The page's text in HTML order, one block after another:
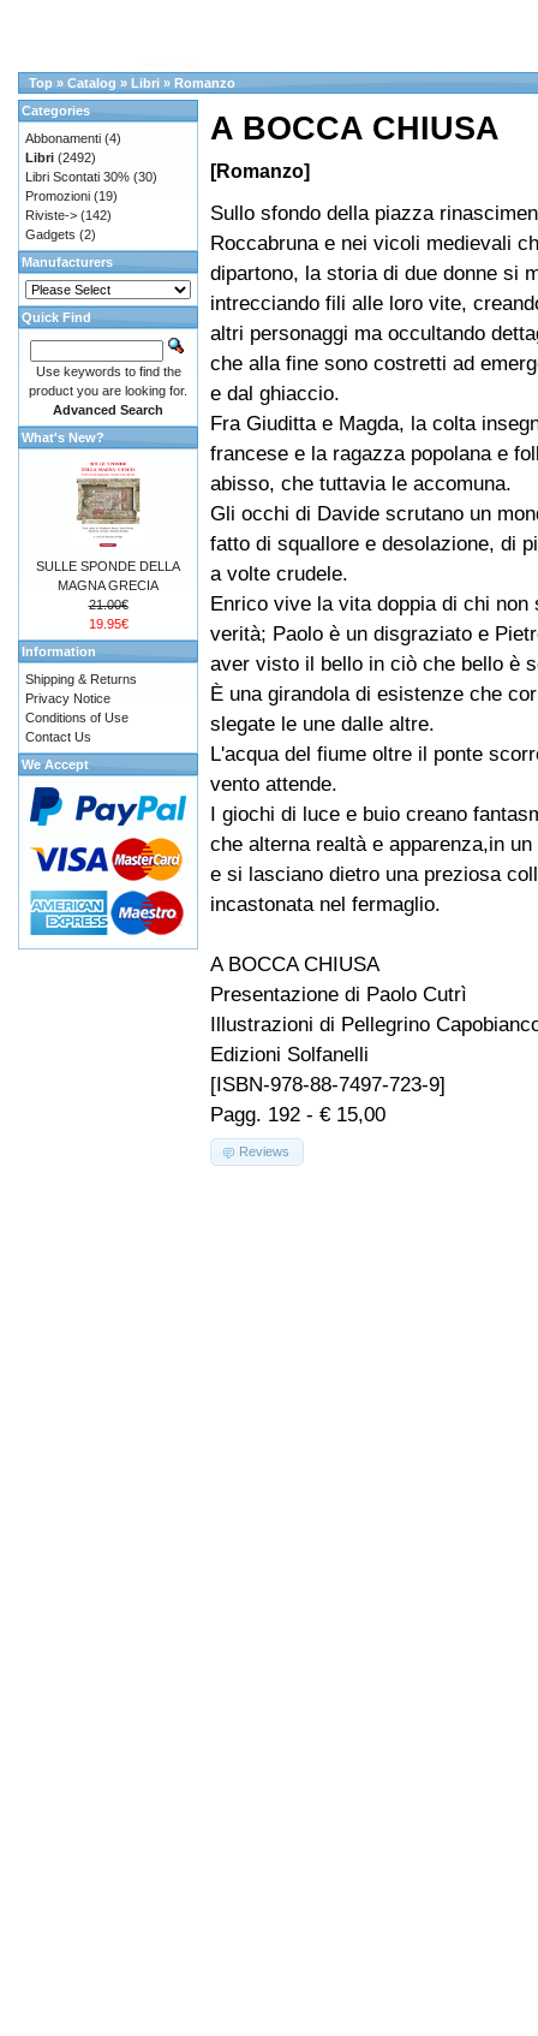
Top » Catalog » Libri » Romanzo
A BOCCA CHIUSA
[Romanzo]
Sullo sfondo della piazza
Roccabruna e nei vicoli medievali
dipartono, la storia di due donne si
intrecciando fili alle loro vite,
altri personaggi ma occultando
che alla fine sono costretti ad
e dal ghiaccio.
Fra Giuditta e Magda, la colta
francese e la ragazza popolana e
abisso, che tuttavia le accomuna.
Gli occhi di Davide scrutano un
fatto di squallore e desolazione, di
a volte crudele.
Enrico vive la vita doppia di chi non
verità; Paolo è un disgraziato e
aver visto il bello in ciò che bello è
È una girandola di esistenze che
slegate le une dalle altre.
L'acqua del fiume oltre il ponte
vento attende.
I giochi di luce e buio creano
che alterna realtà e apparenza,in
e si lasciano dietro una preziosa
incastonata nel fermaglio.
A BOCCA CHIUSA
Presentazione di Paolo Cutrì
Illustrazioni di Pellegrino
Edizioni Solfanelli
[ISBN-978-88-7497-723-9]
Pagg. 192 - € 15,00
Reviews
Categories
Abbonamenti (4)
Libri (2492)
Libri Scontati 30% (30)
Promozioni (19)
Riviste-> (142)
Gadgets (2)
Manufacturers
Quick Find
Use keywords to find the
product you are looking for.
Advanced Search
What's New?
SULLE SPONDE DELLA
MAGNA GRECIA
21.00€
19.95€
Information
Shipping & Returns
Privacy Notice
Conditions of Use
Contact Us
We Accept